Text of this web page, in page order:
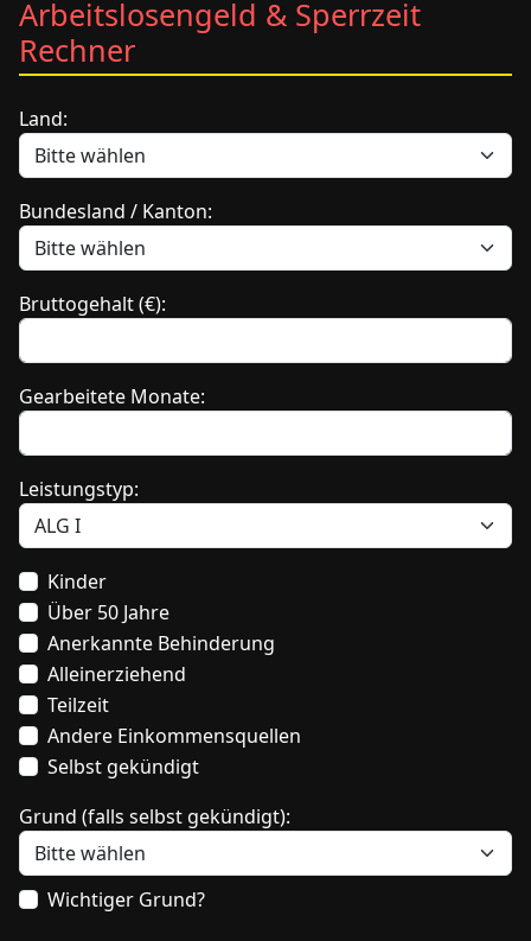
Arbeitslosengeld & Sperrzeit
Rechner
Land:
Bundesland / Kanton:
Bruttogehalt (€):
Gearbeitete Monate:
Leistungstyp:
Kinder
Über 50 Jahre
Anerkannte Behinderung
Alleinerziehend
Teilzeit
Andere Einkommensquellen
Selbst gekündigt
Grund (falls selbst gekündigt):
Wichtiger Grund?